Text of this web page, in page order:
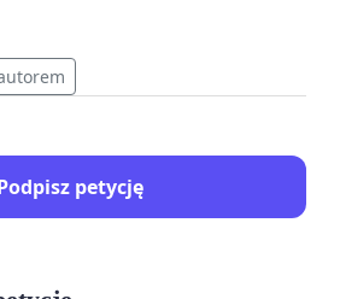
RDOŚ trwają do 22
na SOKO zbieramy podpisy
wynika, że w
i Sokołowska
„Stożek Wielki”
petycję